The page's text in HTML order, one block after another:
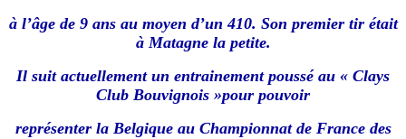
à l’âge de 9 ans au moyen d’un 410. Son premier tir était
à Matagne la petite.
Il suit actuellement un entrainement poussé au « Clays
Club Bouvignois »pour pouvoir
représenter la Belgique au Championnat de France des